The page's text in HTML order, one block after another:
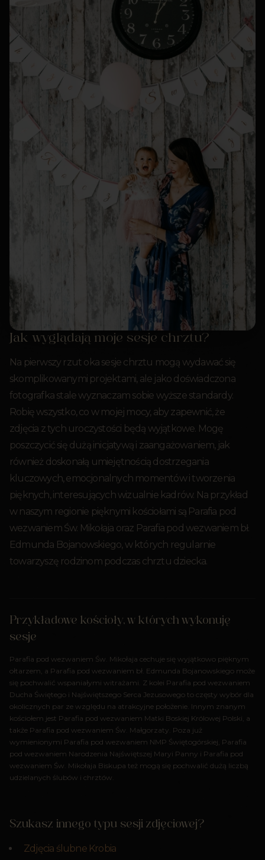
Jak wyglądają moje sesje chrztu?
Na pierwszy rzut oka sesje chrztu mogą wydawać się
skomplikowanymi projektami, ale jako doświadczona
fotografka stale wyznaczam sobie wyższe standardy.
Robię wszystko, co w mojej mocy, aby zapewnić, że
zdjęcia z tych uroczystości będą wyjątkowe. Mogę
poszczycić się dużą inicjatywą i zaangażowaniem, jak
również doskonałą umiejętnością dostrzegania
kluczowych, emocjonalnych momentów i tworzenia
pięknych, interesujących wizualnie kadrów. Na przykład
w naszym regionie pięknymi kościołami są Parafia pod
wezwaniem Św. Mikołaja oraz Parafia pod wezwaniem bł.
Edmunda Bojanowskiego, w których regularnie
towarzyszę rodzinom podczas chrztu dziecka.
Przykładowe kościoły, w których wykonuję
sesje
Parafia pod wezwaniem Św. Mikołaja cechuje się wyjątkowo pięknym
ołtarzem, a Parafia pod wezwaniem bł. Edmunda Bojanowskiego może
się pochwalić wspaniałymi witrażami. Z kolei Parafia pod wezwaniem
Ducha Świętego i Najświętszego Serca Jezusowego to częsty wybór dla
okolicznych par ze względu na atrakcyjne położenie. Innym znanym
kościołem jest Parafia pod wezwaniem Matki Boskiej Królowej Polski, a
także Parafia pod wezwaniem Św. Małgorzaty. Poza już
wymienionymi Parafia pod wezwaniem NMP Świętogórskiej, Parafia
pod wezwaniem Narodzenia Najświętszej Maryi Panny i Parafia pod
wezwaniem Św. Mikołaja Biskupa też mogą się pochwalić dużą liczbą
udzielanych ślubów i chrztów.
Szukasz innego typu sesji zdjęciowej?
Zdjęcia ślubne Krobia